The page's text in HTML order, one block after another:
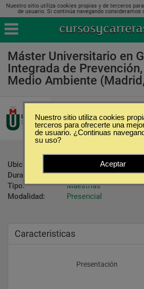
Nuestro sitio utiliza cookies propias y de terceros
de usuario. Si continúa navegando consideramos
Máster Universitario en
Integrada de
Medio Ambiente
Universidad a
Ubicación:
Madrid - Madrid
Duración:
24 Meses
Tipo:
Maestrías
Modalidad:
Presencial
Caracteristicas
					Presentación
Nuestro sitio utiliza cookies
terceros para ofrecerte una
de usuario. ¿Continuas
su uso?
Aceptar